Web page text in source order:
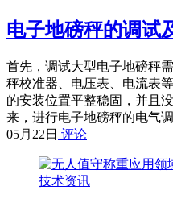
电子地磅秤的调试
首先，调试大型电子地磅秤
秤校准器、电压表、电流表
的安装位置平整稳固，并且
来，进行电子地磅秤的电气
05月22日 评论
技术资讯